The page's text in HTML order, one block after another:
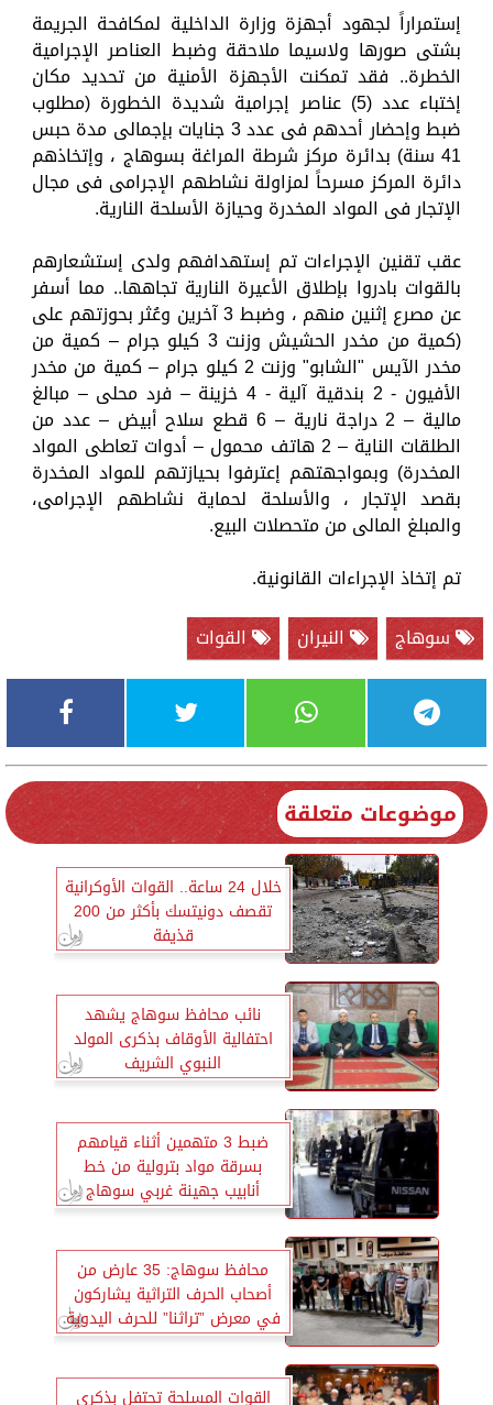
إستمراراً لجهود أجهزة وزارة الداخلية لمكافحة الجريمة
بشتى صورها ولاسيما ملاحقة وضبط العناصر الإجرامية
الخطرة.. فقد تمكنت الأجهزة الأمنية من تحديد مكان
إختباء عدد (5) عناصر إجرامية شديدة الخطورة (مطلوب
ضبط وإحضار أحدهم فى عدد 3 جنايات بإجمالى مدة حبس
41 سنة) بدائرة مركز شرطة المراغة بسوهاج ، وإتخاذهم
دائرة المركز مسرحاً لمزاولة نشاطهم الإجرامى فى مجال
الإتجار فى المواد المخدرة وحيازة الأسلحة النارية.
عقب تقنين الإجراءات تم إستهدافهم ولدى إستشعارهم
بالقوات بادروا بإطلاق الأعيرة النارية تجاهها.. مما أسفر
عن مصرع إثنين منهم ، وضبط 3 آخرين وعُثر بحوزتهم على
(كمية من مخدر الحشيش وزنت 3 كيلو جرام – كمية من
مخدر الآيس "الشابو" وزنت 2 كيلو جرام – كمية من مخدر
الأفيون - 2 بندقية آلية - 4 خزينة – فرد محلى – مبالغ
مالية – 2 دراجة نارية – 6 قطع سلاح أبيض – عدد من
الطلقات الناية – 2 هاتف محمول – أدوات تعاطى المواد
المخدرة) وبمواجهتهم إعترفوا بحيازتهم للمواد المخدرة
بقصد الإتجار ، والأسلحة لحماية نشاطهم الإجرامى،
والمبلغ المالى من متحصلات البيع.
تم إتخاذ الإجراءات القانونية.
سوهاج
النيران القوات
موضوعات متعلقة
خلال 24 ساعة.. القوات الأوكرانية
تقصف دونيتسك بأكثر من 200
قذيفة
نائب محافظ سوهاج يشهد
احتفالية الأوقاف بذكرى المولد
النبوي الشريف
ضبط 3 متهمين أثناء قيامهم
بسرقة مواد بترولية من خط
أنابيب جهينة غربي سوهاج
محافظ سوهاج: 35 عارض من
أصحاب الحرف التراثية يشاركون
في معرض ”تراثنا” للحرف اليدوية
والتراثية بالقاهرة
القوات المسلحة تحتفل بذكرى